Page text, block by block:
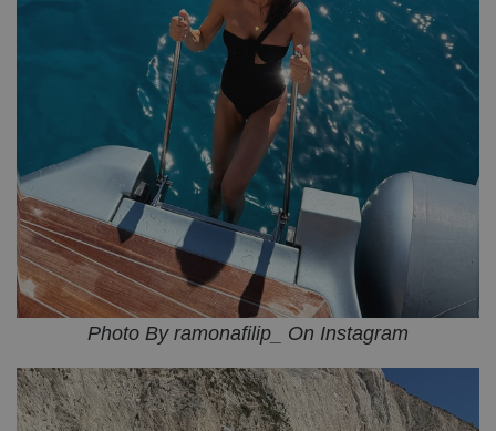
Photo By ramonafilip_ On Instagram